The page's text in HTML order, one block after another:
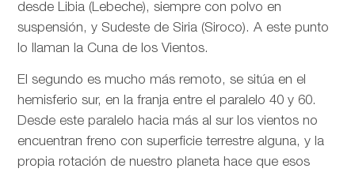
desde Libia (Lebeche), siempre con polvo en
suspensión, y Sudeste de Siria (Siroco). A este punto
lo llaman la Cuna de los Vientos.
El segundo es mucho más remoto, se sitúa en el
hemisferio sur, en la franja entre el paralelo 40 y 60.
Desde este paralelo hacia más al sur los vientos no
encuentran freno con superficie terrestre alguna, y la
propia rotación de nuestro planeta hace que esos